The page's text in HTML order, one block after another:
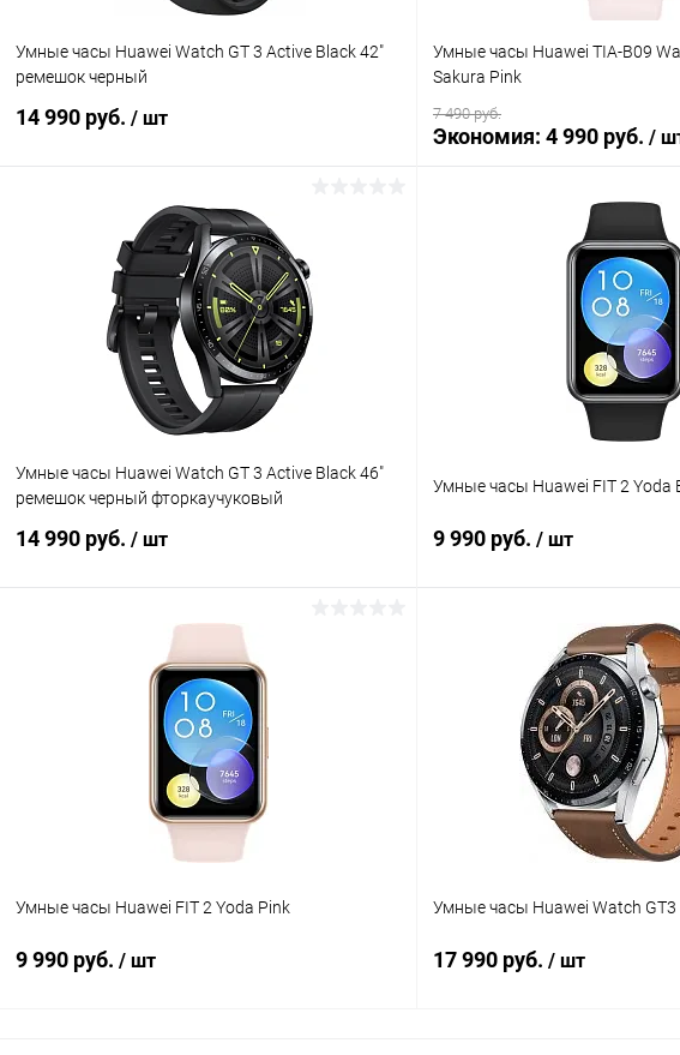
Умные часы Huawei Watch GT 3 Active Black 42"
ремешок черный
14 990 руб. / шт
В корзину
К сравнению
В избранное В наличии
Умные часы Huawei TIA-B09
Sakura Pink
7 490 руб.
Экономия: 4 990 руб. /
В корзину
Умные часы Huawei Watch GT 3 Active Black 46"
ремешок черный фторкаучуковый
14 990 руб. / шт
В корзину
Умные часы Huawei FIT 2 Yoda
9 990 руб. / шт
В
В избранное
Умные часы Huawei FIT 2 Yoda Pink
9 990 руб. / шт
Умные часы Huawei Watch GT3
17 990 руб. / шт